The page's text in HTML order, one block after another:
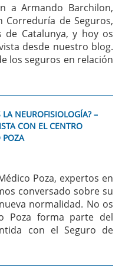
a Armando Barchilon,
Correduría de Seguros,
de Catalunya, y hoy os
desde nuestro blog.
los seguros en relación
LA NEUROFISIOLOGÍA? –
CON EL CENTRO
POZA
Poza, expertos en
conversado sobre su
normalidad. No os
Poza forma parte del
con el Seguro de